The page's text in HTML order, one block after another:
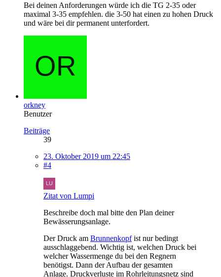
Bei deinen Anforderungen würde ich die TG 2-35 oder
maximal 3-35 empfehlen. die 3-50 hat einen zu hohen Druck
und wäre bei dir permanent unterfordert.
orkney
Benutzer
Beiträge
39
23. Oktober 2019 um 22:45
#4
Zitat von Lumpi
Beschreibe doch mal bitte den Plan deiner
Bewässerungsanlage.
Der Druck am Brunnenkopfist nur bedingt
ausschlaggebend. Wichtig ist, welchen Druck bei
welcher Wassermenge du bei den Regnern
benötigst. Dann der Aufbau der gesamten
Anlage. Druckverluste im Rohrleitungsnetz sind